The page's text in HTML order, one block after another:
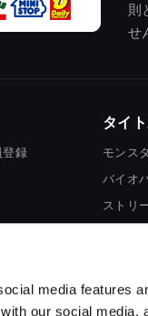
media features
our social media,
則
せ
登録
タイ
モンス
バイオ
ストリ